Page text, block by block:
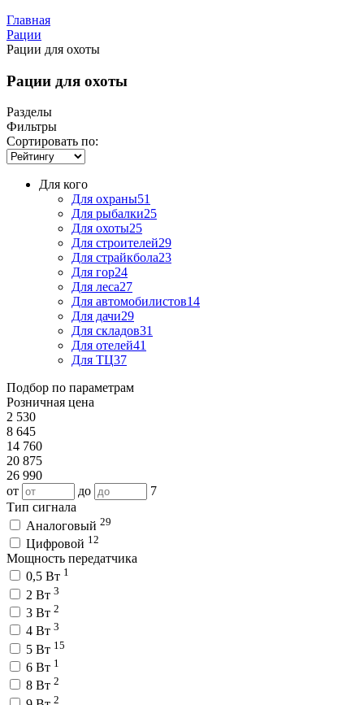
Главная
Рации
Рации для охоты
Рации для охоты
Разделы
Фильтры
Сортировать по:
Для кого
Для охраны51
Для рыбалки25
Для охоты25
Для строителей29
Для страйкбола23
Для гор24
Для леса27
Для автомобилистов14
Для дачи29
Для складов31
Для отелей41
Для ТЦ37
Подбор по параметрам
Розничная цена
2 530
8 645
14 760
20 875
26 990
от
до
7
Тип сигнала
Аналоговый 29
Цифровой 12
Мощность передатчика
0,5 Вт 1
2 Вт 3
3 Вт 2
4 Вт 3
5 Вт 15
6 Вт 1
8 Вт 2
2